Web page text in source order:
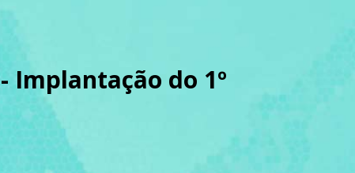
Implantação do 1º